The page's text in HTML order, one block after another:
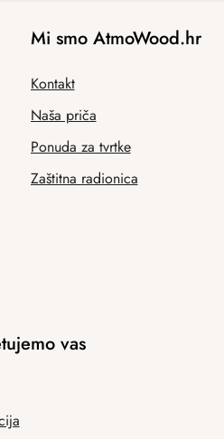
Mi smo AtmoWood.hr
Kontakt
Naša priča
Ponuda za tvrtke
Zaštitna radionica
vas